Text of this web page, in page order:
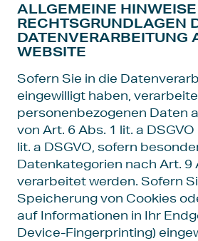
ALLGEMEINE
RECHTSGRUNDLAGEN
DATENVERARBEITUNG
WEBSITE
Sofern Sie in die
eingewilligt haben,
personenbezogenen Daten
von Art. 6 Abs. 1 lit. a
lit. a DSGVO, sofern
Datenkategorien nach Art. 9
verarbeitet werden. Sofern
Speicherung von Cookies
auf Informationen in Ihr
Device-Fingerprinting)